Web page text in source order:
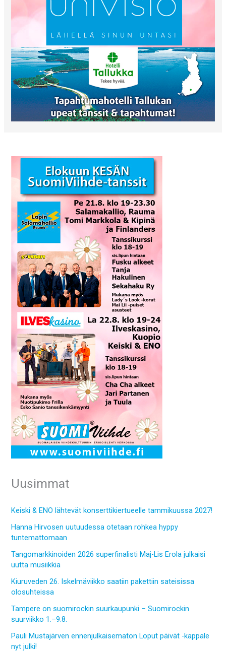
Uusimmat
Keiski & ENO lähtevät konserttikiertueelle tammikuussa 2027!
Hanna Hirvosen uutuudessa otetaan rohkea hyppy
tuntemattomaan
Tangomarkkinoiden 2026 superfinalisti Maj-Lis Erola julkaisi
uutta musiikkia
Kiuruveden 26. Iskelmäviikko saatiin pakettiin sateisissa
olosuhteissa
Tampere on suomirockin suurkaupunki – Suomirockin
suurviikko 1.–9.8.
Pauli Mustajärven ennenjulkaisematon Loput päivät -kappale
nyt julki!